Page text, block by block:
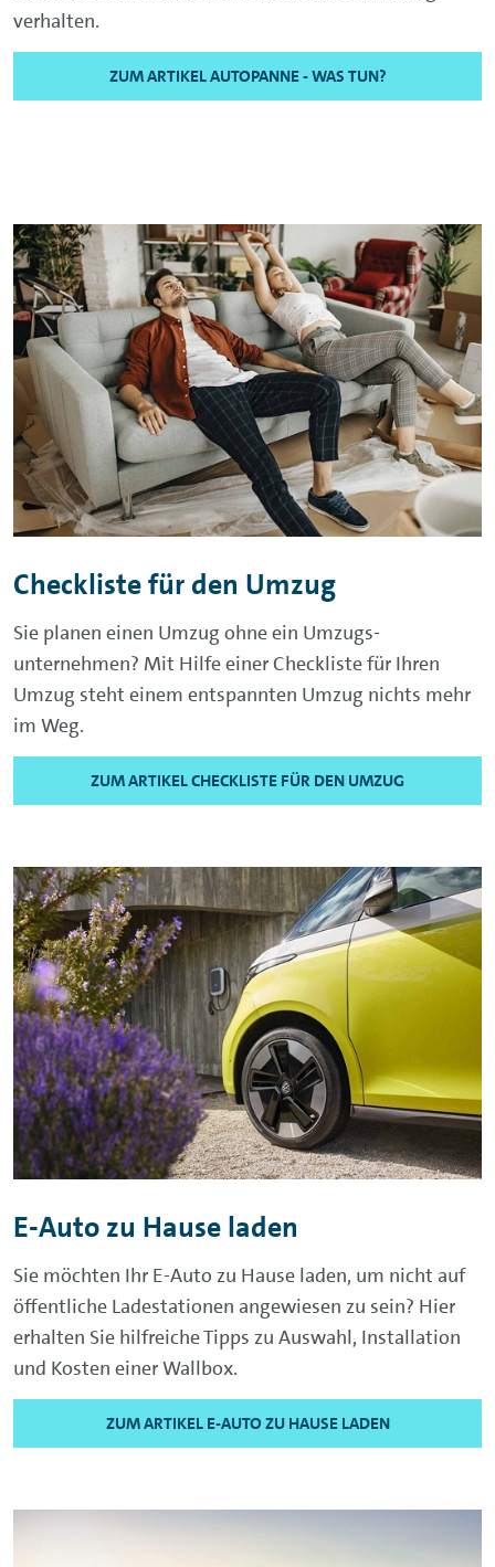
verhalten.
ZUM ARTIKEL AUTOPANNE - WAS TUN?
Checkliste für den Umzug
Sie planen einen Umzug ohne ein Umzugs-
unternehmen? Mit Hilfe einer Checkliste für Ihren
Umzug steht einem entspannten Umzug nichts mehr
im Weg.
ZUM ARTIKEL CHECKLISTE FÜR DEN UMZUG
E-Auto zu Hause laden
Sie möchten Ihr E-Auto zu Hause laden, um nicht auf
öffentliche Ladestationen angewiesen zu sein? Hier
erhalten Sie hilfreiche Tipps zu Auswahl, Installation
und Kosten einer Wallbox.
ZUM ARTIKEL E-AUTO ZU HAUSE LADEN